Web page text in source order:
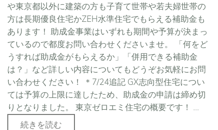
や東京都以外に建築の方も子育て世帯や若夫婦世帯の
方は長期優良住宅かZEH水準住宅でもらえる補助金も
あります！ 助成金事業はいずれも期間や予算が決まっ
ているので都度お問い合わせくださいませ。 「何をど
うすれば助成金がもらえるか」「併用できる補助金
は？」など詳しい内容についてもどうぞお気軽にお問
い合わせください！ ＊7/24追記 GX志向型住宅につい
ては予算の上限に達したため、助成金の申請は締め切
りとなりました。 東京ゼロエミ住宅の概要です！ ...
続きを読む